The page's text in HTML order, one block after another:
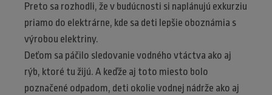
Preto sa rozhodli, že v budúcnosti si naplánujú exkurziu
priamo do elektrárne, kde sa deti lepšie oboznámia s
výrobou elektriny.
Deťom sa páčilo sledovanie vodného vtáctva ako aj
rýb, ktoré tu žijú. A keďže aj toto miesto bolo
poznačené odpadom, deti okolie vodnej nádrže ako aj